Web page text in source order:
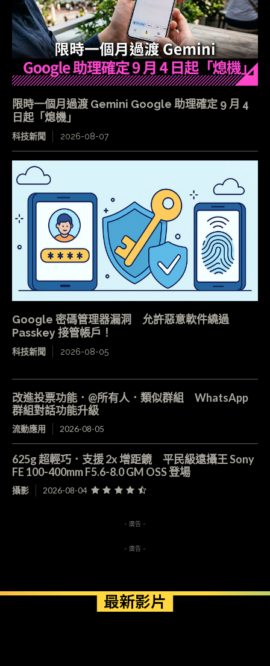
限時一個月過渡 Gemini Google 助理確定 9 月 4
日起「熄機」
科技新聞 2026-08-07
Google 密碼管理器漏洞 允許惡意軟件繞過
Passkey 接管帳戶！
科技新聞 2026-08-05
改進投票功能．@所有人．類似群組 WhatsApp
群組對話功能升級
流動應用 2026-08-05
625g 超輕巧．支援 2x 增距鏡 平民級遠攝王 Sony
FE 100-400mm F5.6-8.0 GM OSS 登場
攝影 2026-08-04
- 廣告 -
- 廣告 -
最新影片